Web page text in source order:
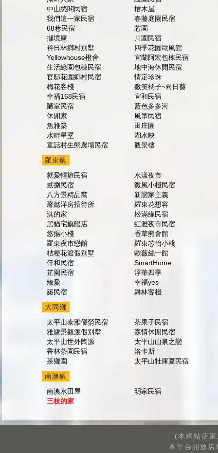
中山悠閣民宿
檜木屋
我們這一家民宿
春藤庭園民宿
68巷民宿
芯園
擷境廬
川園民宿
衿日林鄉村別墅
四季花園歐風館
Yellowhouse橙舍
宜蘭阿宏包棟民宿
生活綠園包棟民宿
地中海休閒民宿
官邸花園鄉村民宿
情定珍珠
梅花客棧
微笑橘子~向日葵
幸福168民宿
宜和民宿
陋室民宿
藍色多多河
休閒家
風箏民宿
魚雅築
田庄園
水畔星墅
湖水映
童話村生態農場民宿
觀景樓
羅東鎮
就愛輕旅民宿
水漾夜市
貳捌民宿
微風小棧民宿
八方景精品窩
新戀家主義
馨懿洋房招待所
羅東花想容
淇的家
松滿緣民宿
黑貓宅旗艦店
虹雅夜市民宿
悠揚小棧
香草熊會館
羅東夜市戀館
羅東芯怡小棧
桔梗花渡假別墅
歐薇絲一館
仟和民宿
SmartHome
芷園民宿
浮華四季
臻愛
幸福yes
築民宿
舞林客棧
大同鄉
太平山泰雅優勞民宿
茶果子民宿
雅廬景觀渡假別墅
森情休閒民宿
太平山世外陶源
太平山山泉之戀
香林茶園民宿
洛卡斯
茶鄉園
太平山牡庫夏民宿
南澳鎮
南澳水田屋
明家民宿
三枝的家
(本網站店
本平台開放店